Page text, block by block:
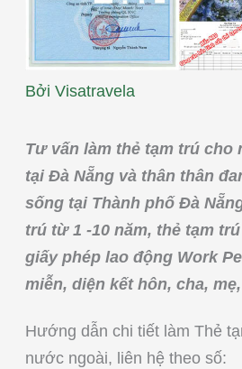
Bởi Visatravela
Tư vấn làm thẻ tạm trú
tại Đà Nẵng và thân thân
sống tại Thành phố Đà
trú từ 1 -10 năm, thẻ tạm
giấy phép lao động Work
miễn, diện kết hôn, cha,
Hướng dẫn chi tiết làm Thẻ
nước ngoài, liên hệ theo số: